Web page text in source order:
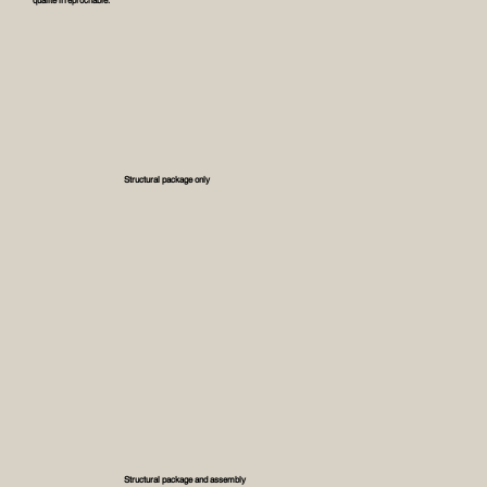
Structural package only
Structural package and assembly